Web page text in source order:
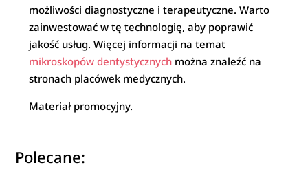
możliwości diagnostyczne i terapeutyczne. Warto
zainwestować w tę technologię, aby poprawić
jakość usług. Więcej informacji na temat
mikroskopów dentystycznych można znaleźć na
stronach placówek medycznych.
Materiał promocyjny.
Polecane: